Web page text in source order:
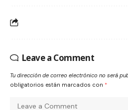
Leave a Comment
Tu dirección de correo electrónico no será
obligatorios están marcados con *